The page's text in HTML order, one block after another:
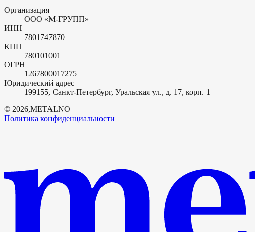
Организация
ООО «М-ГРУПП»
ИНН
7801747870
КПП
780101001
ОГРН
1267800017275
Юридический адрес
199155, Санкт-Петербург, Уральская ул., д. 17, корп. 1
© 2026,METALNO
Политика конфиденциальности